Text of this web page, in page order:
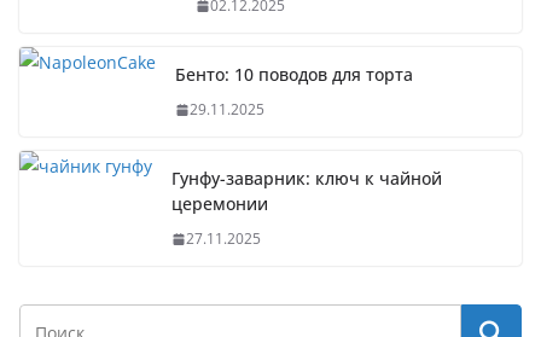
02.12.2025
Бенто: 10 поводов для торта
29.11.2025
Гунфу-заварник: ключ к чайной
церемонии
27.11.2025